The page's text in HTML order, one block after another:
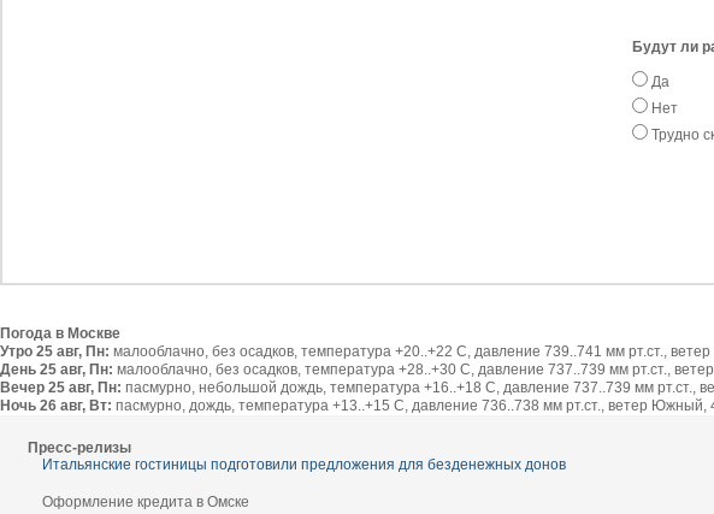
Будут ли
Да
Нет
Трудно
Погода в Москве
Утро 25 авг, Пн: малооблачно, без осадков, температура +20..+22 С, давление 739..741 мм рт.ст.,
День 25 авг, Пн: малооблачно, без осадков, температура +28..+30 С, давление 737..739 мм рт.ст.,
Вечер 25 авг, Пн: пасмурно, небольшой дождь, температура +16..+18 С, давление 737..739 мм рт.ст.,
Ночь 26 авг, Вт: пасмурно, дождь, температура +13..+15 С, давление 736..738 мм рт.ст., ветер Южный,
Пресс-релизы
Итальянские гостиницы подготовили предложения для безденежных донов
Оформление кредита в Омске